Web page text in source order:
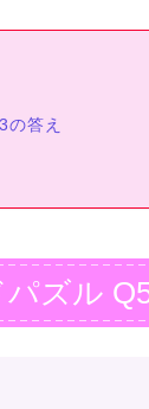
答え
ズル